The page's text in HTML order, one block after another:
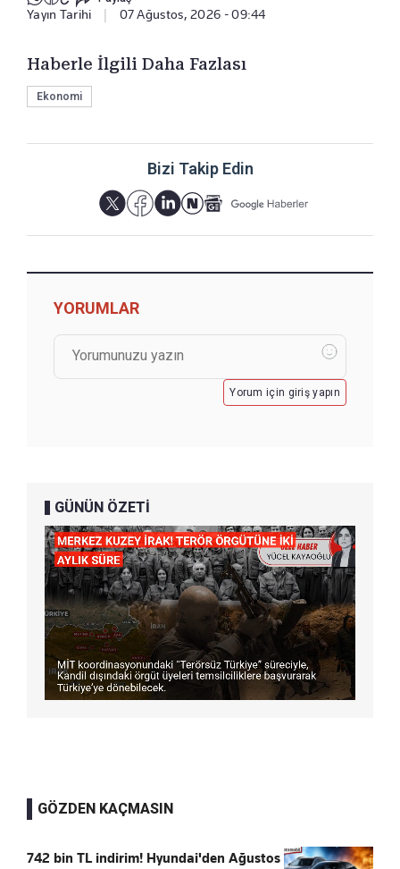
Yayın Tarihi 07 Ağustos, 2026 - 09:44
Haberle İlgili Daha Fazlası
Ekonomi
Bizi Takip Edin
YORUMLAR
Yorum için giriş yapın
GÜNÜN ÖZETİ
GÖZDEN KAÇMASIN
742 bin TL indirim! Hyundai'den Ağustos